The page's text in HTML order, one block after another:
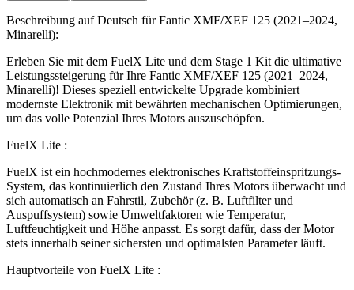
Beschreibung auf Deutsch für Fantic XMF/XEF 125 (2021–2024,
Minarelli):
Erleben Sie mit dem FuelX Lite und dem Stage 1 Kit die ultimative
Leistungssteigerung für Ihre Fantic XMF/XEF 125 (2021–2024,
Minarelli)! Dieses speziell entwickelte Upgrade kombiniert
modernste Elektronik mit bewährten mechanischen Optimierungen,
um das volle Potenzial Ihres Motors auszuschöpfen.
FuelX Lite :
FuelX ist ein hochmodernes elektronisches Kraftstoffeinspritzungs-
System, das kontinuierlich den Zustand Ihres Motors überwacht und
sich automatisch an Fahrstil, Zubehör (z. B. Luftfilter und
Auspuffsystem) sowie Umweltfaktoren wie Temperatur,
Luftfeuchtigkeit und Höhe anpasst. Es sorgt dafür, dass der Motor
stets innerhalb seiner sichersten und optimalsten Parameter läuft.
Hauptvorteile von FuelX Lite :